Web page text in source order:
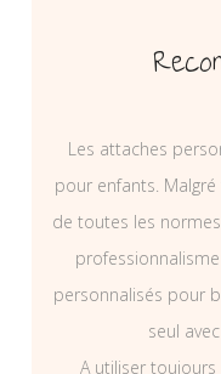
Les attaches
pour enfants.
de toutes les
personnalisés pour
seul
A utiliser toujours